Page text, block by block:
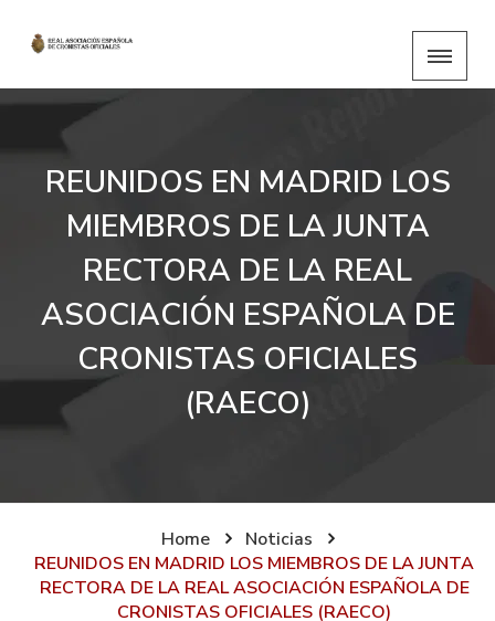
REUNIDOS EN MADRID LOS
MIEMBROS DE LA JUNTA
RECTORA DE LA REAL
ASOCIACIÓN ESPAÑOLA DE
CRONISTAS OFICIALES
(RAECO)
Home
Noticias
REUNIDOS EN MADRID LOS MIEMBROS DE LA JUNTA
RECTORA DE LA REAL ASOCIACIÓN ESPAÑOLA DE
CRONISTAS OFICIALES (RAECO)